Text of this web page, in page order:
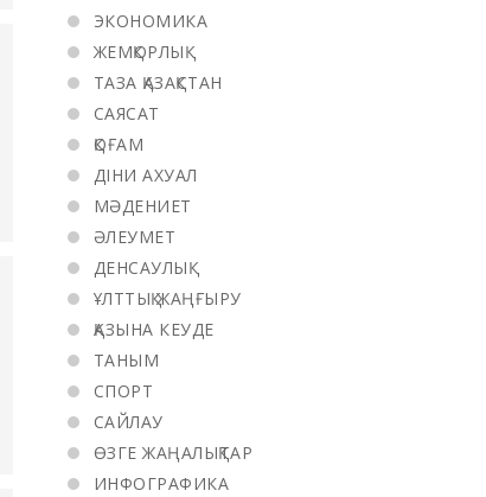
ЭКОНОМИКА
ЖЕМҚОРЛЫҚ
ТАЗА ҚАЗАҚСТАН
САЯСАТ
ҚОҒАМ
ДІНИ АХУАЛ
МӘДЕНИЕТ
ӘЛЕУМЕТ
ДЕНСАУЛЫҚ
ҰЛТТЫҚ ЖАҢҒЫРУ
ҚАЗЫНА КЕУДЕ
ТАНЫМ
СПОРТ
САЙЛАУ
ӨЗГЕ ЖАҢАЛЫҚТАР
ИНФОГРАФИКА